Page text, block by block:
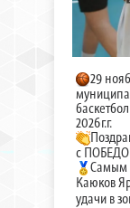
29
2026г.г.
с
Самым
Каюков
удачи в